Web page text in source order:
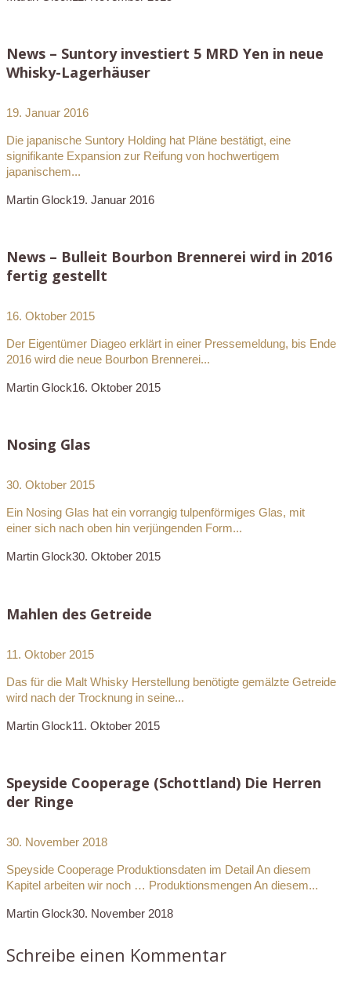
News – Suntory investiert 5 MRD Yen in neue
Whisky-Lagerhäuser
19. Januar 2016
Die japanische Suntory Holding hat Pläne bestätigt, eine
signifikante Expansion zur Reifung von hochwertigem
japanischem...
Martin Glock19. Januar 2016
News – Bulleit Bourbon Brennerei wird in 2016
fertig gestellt
16. Oktober 2015
Der Eigentümer Diageo erklärt in einer Pressemeldung, bis Ende
2016 wird die neue Bourbon Brennerei...
Martin Glock16. Oktober 2015
Nosing Glas
30. Oktober 2015
Ein Nosing Glas hat ein vorrangig tulpenförmiges Glas, mit
einer sich nach oben hin verjüngenden Form...
Martin Glock30. Oktober 2015
Mahlen des Getreide
11. Oktober 2015
Das für die Malt Whisky Herstellung benötigte gemälzte Getreide
wird nach der Trocknung in seine...
Martin Glock11. Oktober 2015
Speyside Cooperage (Schottland) Die Herren
der Ringe
30. November 2018
Speyside Cooperage Produktionsdaten im Detail An diesem
Kapitel arbeiten wir noch … Produktionsmengen An diesem...
Martin Glock30. November 2018
Schreibe einen Kommentar